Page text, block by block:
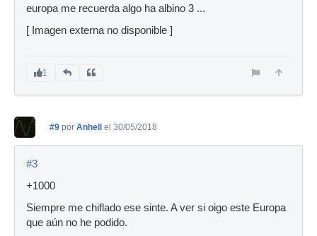
europa me recuerda algo ha albino 3 ...
[ Imagen externa no disponible ]
1
#9 por Anhell el 30/05/2018
#3
+1000
Siempre me chiflado ese sinte. A ver si oigo este Europa
que aún no he podido.